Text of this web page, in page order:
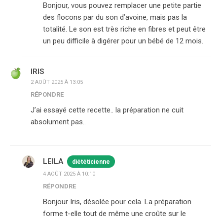
Bonjour, vous pouvez remplacer une petite partie
des flocons par du son d’avoine, mais pas la
totalité. Le son est très riche en fibres et peut être
un peu difficile à digérer pour un bébé de 12 mois.
IRIS
2 AOÛT 2025 À 13:05
RÉPONDRE
J’ai essayé cette recette.. la préparation ne cuit
absolument pas..
LEILA diététicienne
4 AOÛT 2025 À 10:10
RÉPONDRE
Bonjour Iris, désolée pour cela. La préparation
forme t-elle tout de même une croûte sur le